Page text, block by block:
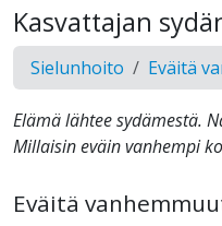
Kasvattajan
Sielunhoito Eväitä
Elämä lähtee sydämestä.
Millaisin eväin vanhempi
Eväitä